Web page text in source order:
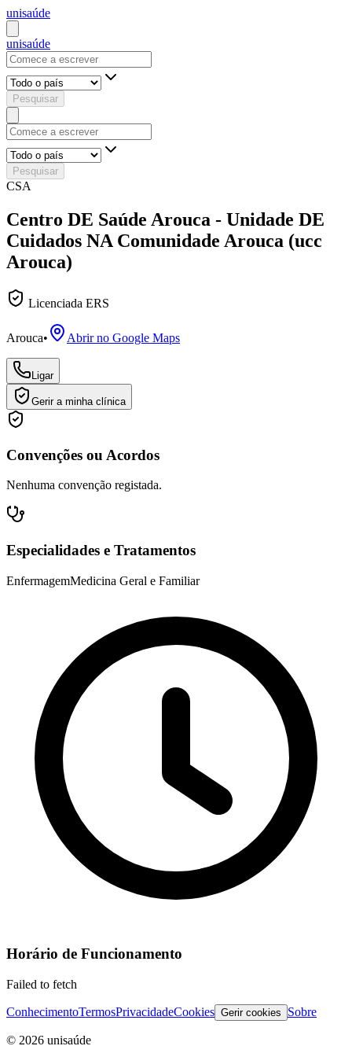
unisaúde
unisaúde
Pesquisar
Pesquisar
CSA
Centro DE Saúde Arouca - Unidade DE
Cuidados NA Comunidade Arouca (ucc
Arouca)
Licenciada ERS
Arouca• Abrir no Google Maps
Ligar
Gerir a minha clínica
Convenções ou Acordos
Nenhuma convenção registada.
Especialidades e Tratamentos
EnfermagemMedicina Geral e Familiar
Horário de Funcionamento
Failed to fetch
ConhecimentoTermosPrivacidadeCookies Gerir cookies Sobre
© 2026 unisaúde